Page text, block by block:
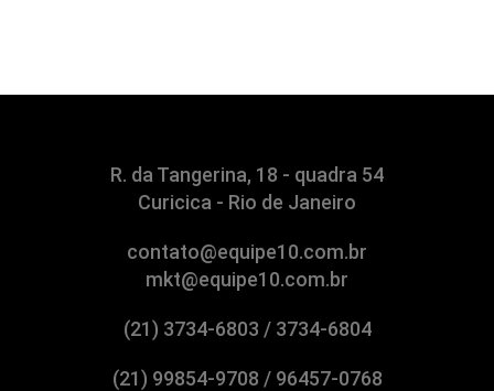
R. da Tangerina, 18 - quadra 54
Curicica - Rio de Janeiro
contato@equipe10.com.br
mkt@equipe10.com.br
(21) 3734-6803 / 3734-6804
(21) 99854-9708 / 96457-0768